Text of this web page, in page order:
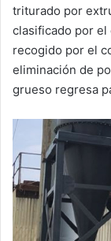
triturado por
clasificado por
recogido por el
eliminación de
grueso regresa